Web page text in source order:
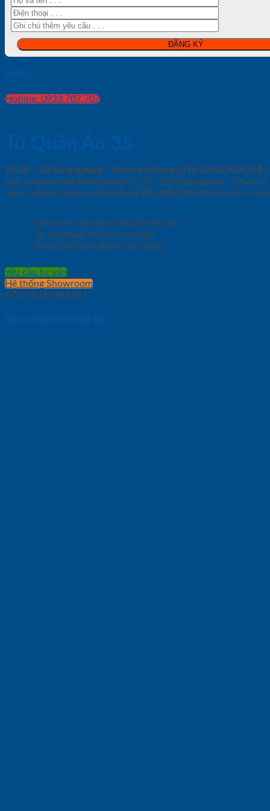
HOẶC
Hotline: 0933.707.707
Tủ Quần Áo 35
Tủ Gỗ – Gỗ công nghiêp – Nhựa và Nhựa gỗ tại SAIGONDOOR
xuất và phân phối những dòng Tủ Gỗ – Gỗ công nghiêp – Nhựa
còn có những chính sách bán hàng ƯU ĐÃI CAO đi kèm với sự đa
Hỗ trợ tư vấn về kỹ thuật miễn phí
Tư vấn thiết kế theo nhu cầu
Phân phối sản phẩm toàn quốc
Yêu cầu tư vấn
Hệ thống Showroom
ĐẶT MUA NHANH
Sản phẩm tương tự